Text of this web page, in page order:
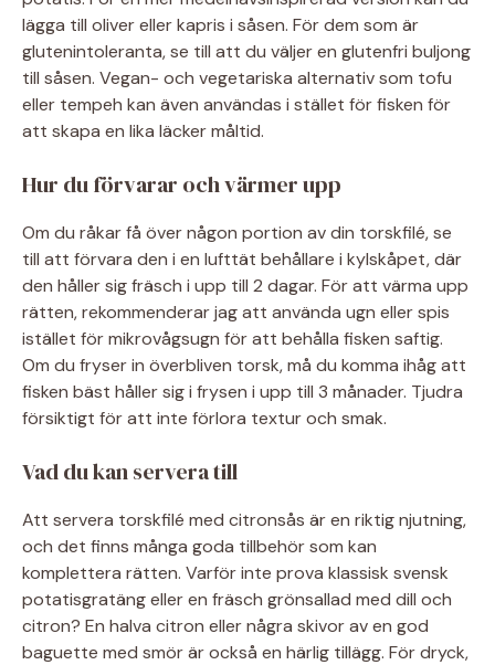
lägga till oliver eller kapris i såsen. För dem som är
glutenintoleranta, se till att du väljer en glutenfri buljong
till såsen. Vegan- och vegetariska alternativ som tofu
eller tempeh kan även användas i stället för fisken för
att skapa en lika läcker måltid.
Hur du förvarar och värmer upp
Om du råkar få över någon portion av din torskfilé, se
till att förvara den i en lufttät behållare i kylskåpet, där
den håller sig fräsch i upp till 2 dagar. För att värma upp
rätten, rekommenderar jag att använda ugn eller spis
istället för mikrovågsugn för att behålla fisken saftig.
Om du fryser in överbliven torsk, må du komma ihåg att
fisken bäst håller sig i frysen i upp till 3 månader. Tjudra
försiktigt för att inte förlora textur och smak.
Vad du kan servera till
Att servera torskfilé med citronsås är en riktig njutning,
och det finns många goda tillbehör som kan
komplettera rätten. Varför inte prova klassisk svensk
potatisgratäng eller en fräsch grönsallad med dill och
citron? En halva citron eller några skivor av en god
baguette med smör är också en härlig tillägg. För dryck,